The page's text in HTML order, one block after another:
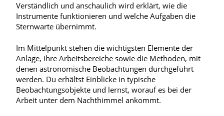
Verständlich und anschaulich wird erklärt, wie die
Instrumente funktionieren und welche Aufgaben die
Sternwarte übernimmt.
Im Mittelpunkt stehen die wichtigsten Elemente der
Anlage, ihre Arbeitsbereiche sowie die Methoden, mit
denen astronomische Beobachtungen durchgeführt
werden. Du erhältst Einblicke in typische
Beobachtungsobjekte und lernst, worauf es bei der
Arbeit unter dem Nachthimmel ankommt.